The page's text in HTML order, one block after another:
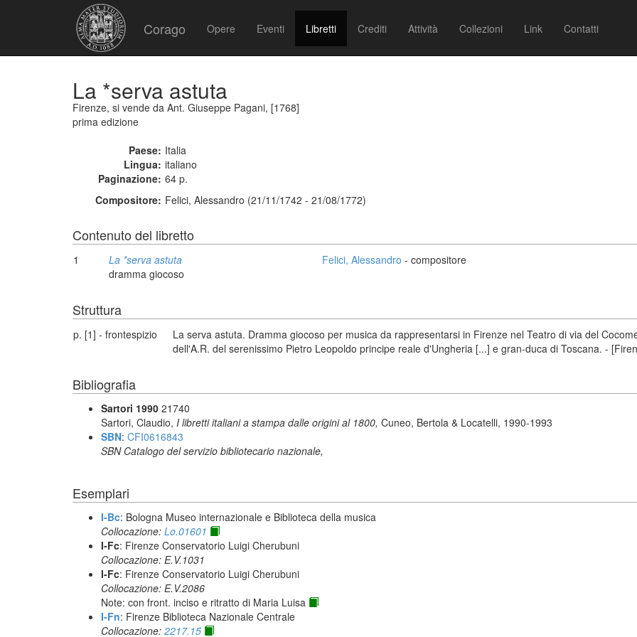
Corago Opere Eventi Libretti Crediti Attività Collezioni Link Contatti
La *serva astuta
Firenze, si vende da Ant. Giuseppe Pagani, [1768]
prima edizione
Paese: Italia
Lingua: italiano
Paginazione: 64 p.
Compositore: Felici, Alessandro (21/11/1742 - 21/08/1772)
Contenuto del libretto
1
La *serva astuta
dramma giocoso
Felici, Alessandro - compositore
Struttura
p. [1] - frontespizio
La serva astuta. Dramma giocoso per musica da rappresentarsi in Firenze nel Teatro di via del
dell'A.R. del serenissimo Pietro Leopoldo principe reale d'Ungheria [...] e gran-duca di Toscana. -
Bibliografia
Sartori 1990 21740
Sartori, Claudio, I libretti italiani a stampa dalle origini al 1800, Cuneo, Bertola & Locatelli, 1990-1993
SBN: CFI0616843
SBN Catalogo del servizio bibliotecario nazionale,
Esemplari
I-Bc: Bologna Museo internazionale e Biblioteca della musica
Collocazione: Lo.01601
I-Fc: Firenze Conservatorio Luigi Cherubuni
Collocazione: E.V.1031
I-Fc: Firenze Conservatorio Luigi Cherubuni
Collocazione: E.V.2086
Note: con front. inciso e ritratto di Maria Luisa
I-Fn: Firenze Biblioteca Nazionale Centrale
Collocazione: 2217.15